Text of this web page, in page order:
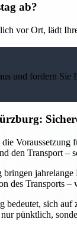
ab?
vor Ort, lädt
und fordern
den Transport –
des Transports
sich auf
pünktlich,